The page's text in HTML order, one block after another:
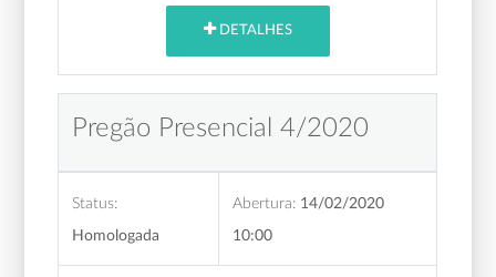
DETALHES
Pregão Presencial 4/2020
Status:
Homologada
Abertura: 14/02/2020
10:00